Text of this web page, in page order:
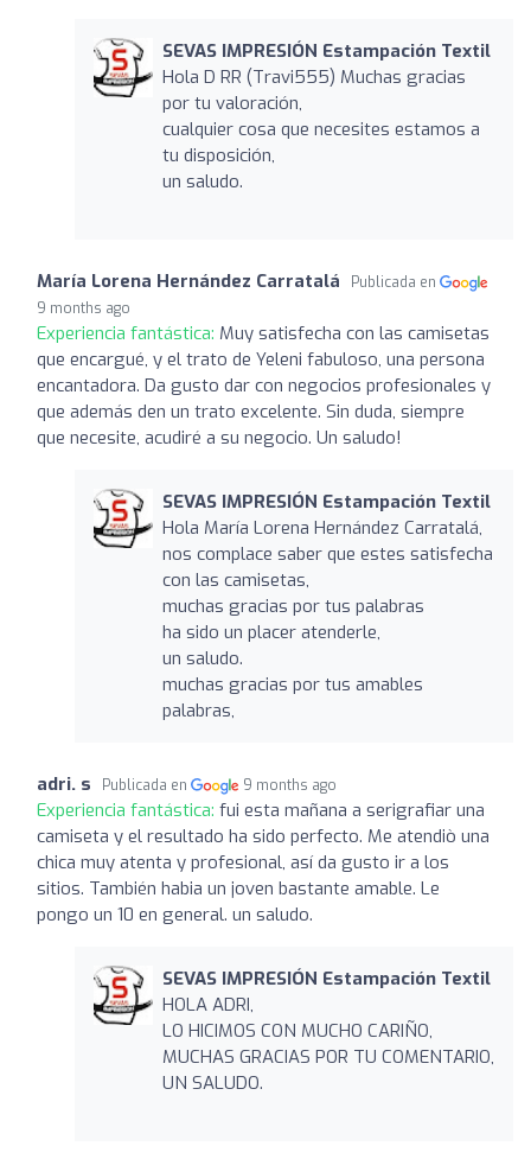
SEVAS IMPRESIÓN Estampación Textil
Hola D RR (Travi555) Muchas gracias
por tu valoración,
cualquier cosa que necesites estamos a
tu disposición,
un saludo.
María Lorena Hernández Carratalá
Publicada en
9 months ago
Experiencia fantástica: Muy satisfecha con las camisetas
que encargué, y el trato de Yeleni fabuloso, una persona
encantadora. Da gusto dar con negocios profesionales y
que además den un trato excelente. Sin duda, siempre
que necesite, acudiré a su negocio. Un saludo!
SEVAS IMPRESIÓN Estampación Textil
Hola María Lorena Hernández Carratalá,
nos complace saber que estes satisfecha
con las camisetas,
muchas gracias por tus palabras
ha sido un placer atenderle,
un saludo.
muchas gracias por tus amables
palabras,
adri. s Publicada en 9 months ago
Experiencia fantástica: fui esta mañana a serigrafiar una
camiseta y el resultado ha sido perfecto. Me atendiò una
chica muy atenta y profesional, así da gusto ir a los
sitios. También habia un joven bastante amable. Le
pongo un 10 en general. un saludo.
SEVAS IMPRESIÓN Estampación Textil
HOLA ADRI,
LO HICIMOS CON MUCHO CARIÑO,
MUCHAS GRACIAS POR TU COMENTARIO,
UN SALUDO.